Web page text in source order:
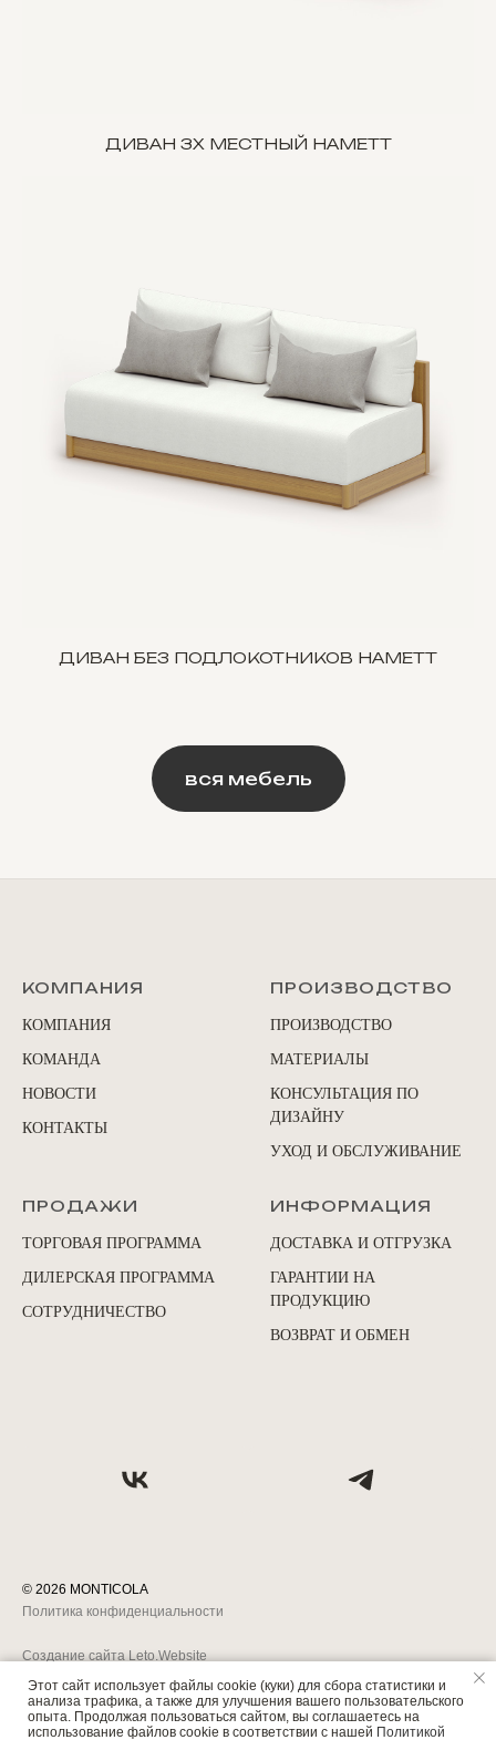
ДИВАН 3Х МЕСТНЫЙ HAMETT
ДИВАН БЕЗ ПОДЛОКОТНИКОВ HAMETT
вся мебель
КОМПАНИЯ
КОМПАНИЯ
КОМАНДА
НОВОСТИ
КОНТАКТЫ
ПРОИЗВОДСТВО
ПРОИЗВОДСТВО
МАТЕРИАЛЫ
КОНСУЛЬТАЦИЯ ПО
ДИЗАЙНУ
УХОД И ОБСЛУЖИВАНИЕ
ПРОДАЖИ
ТОРГОВАЯ ПРОГРАММА
ДИЛЕРСКАЯ ПРОГРАММА
СОТРУДНИЧЕСТВО
ИНФОРМАЦИЯ
ДОСТАВКА И ОТГРУЗКА
ГАРАНТИИ НА
ПРОДУКЦИЮ
ВОЗВРАТ И ОБМЕН
© 2026 MONTICOLA
Создание сайта Leto.Website
Политика конфиденциальности
Этот сайт использует файлы cookie (куки) для сбора статистики и
анализа трафика, а также для улучшения вашего пользовательского
опыта. Продолжая пользоваться сайтом, вы соглашаетесь на
использование файлов cookie в соответствии с нашей Политикой